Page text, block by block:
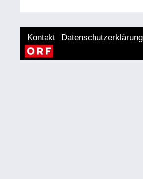
Kontakt Datenschutzerklärung